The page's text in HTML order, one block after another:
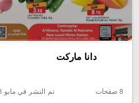
دانا ماركت
8 صفحات تم النشر في مايو 28